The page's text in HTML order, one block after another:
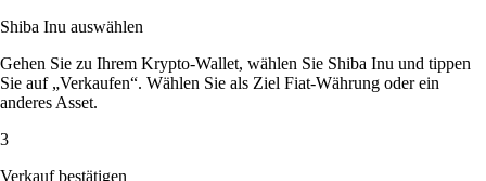
Shiba Inu auswählen
Gehen Sie zu Ihrem Krypto-Wallet, wählen Sie Shiba Inu und tippen
Sie auf „Verkaufen“. Wählen Sie als Ziel Fiat-Währung oder ein
anderes Asset.
3
Verkauf bestätigen